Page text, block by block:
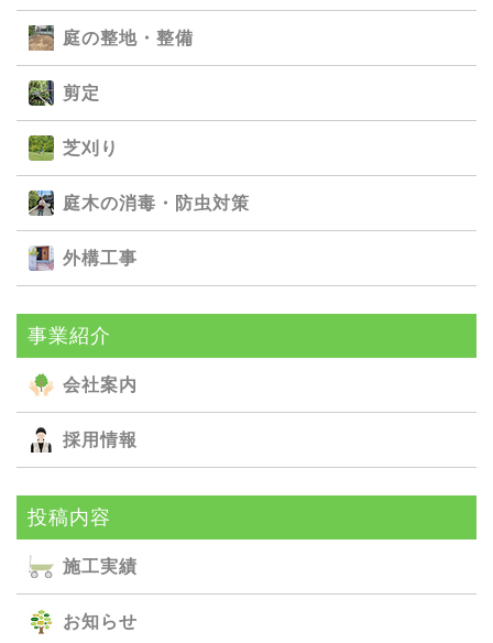
庭の整地・整備
剪定
芝刈り
庭⽊の消毒・防⾍対策
外構⼯事
事業紹介
会社案内
採用情報
投稿内容
施⼯実績
お知らせ